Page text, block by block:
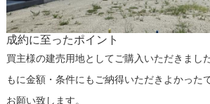
成約に至ったポイント
買主様の建売用地としてご購入いただきまし
もに金額・条件にもご納得いただきよかった
お願い致します。